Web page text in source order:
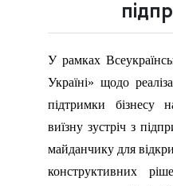
У рамках
Україні» щодо
підтримки бізнесу
виїзну зустріч з
майданчику для
конструктивних